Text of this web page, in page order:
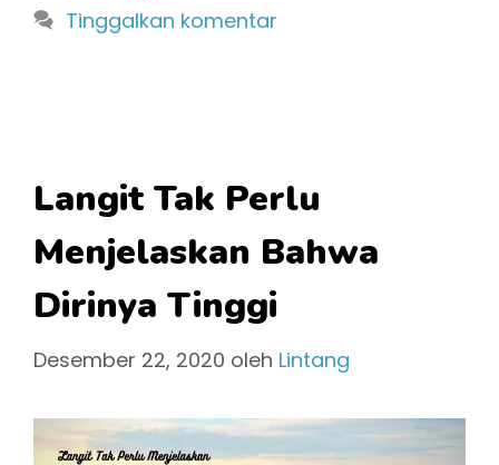
Tinggalkan komentar
Langit Tak Perlu
Menjelaskan Bahwa
Dirinya Tinggi
Desember 22, 2020 oleh Lintang